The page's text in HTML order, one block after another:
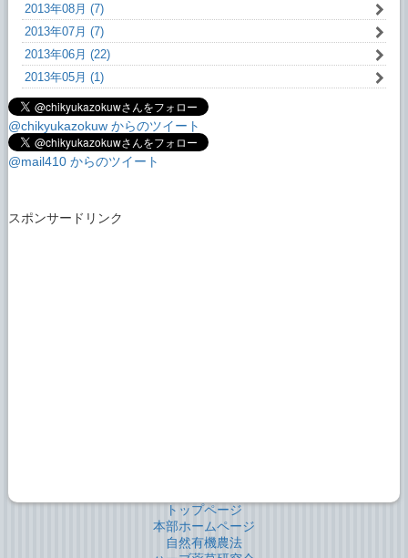
2013年08月 (7)
2013年07月 (7)
2013年06月 (22)
2013年05月 (1)
@chikyukazokuw からのツイート
@mail410 からのツイート
スポンサードリンク
トップページ
本部ホームページ
自然有機農法